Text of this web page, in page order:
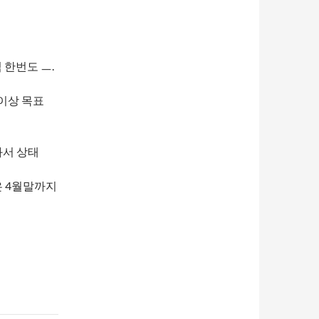
한번도 ㅡ.
상 목표
상태
4월말까지